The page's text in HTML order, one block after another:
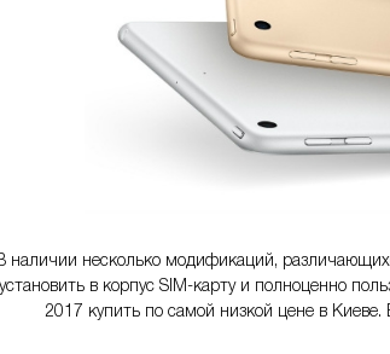
наличии несколько модификаций,
установить в корпус SIM-карту и полноценно
2017 купить по самой низкой цене в Киеве.